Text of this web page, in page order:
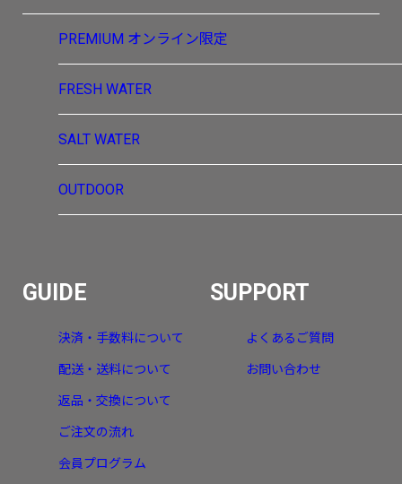
PREMIUM オンライン限定
FRESH WATER
SALT WATER
OUTDOOR
GUIDE
決済・手数料について
配送・送料について
返品・交換について
ご注文の流れ
会員プログラム
SUPPORT
よくあるご質問
お問い合わせ